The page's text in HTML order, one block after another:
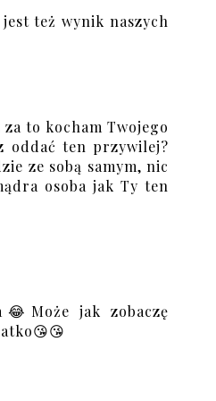
też wynik naszych
to kocham Twojego
oddać ten przywilej?
ze sobą samym, nic
osoba jak Ty ten
jak zobaczę